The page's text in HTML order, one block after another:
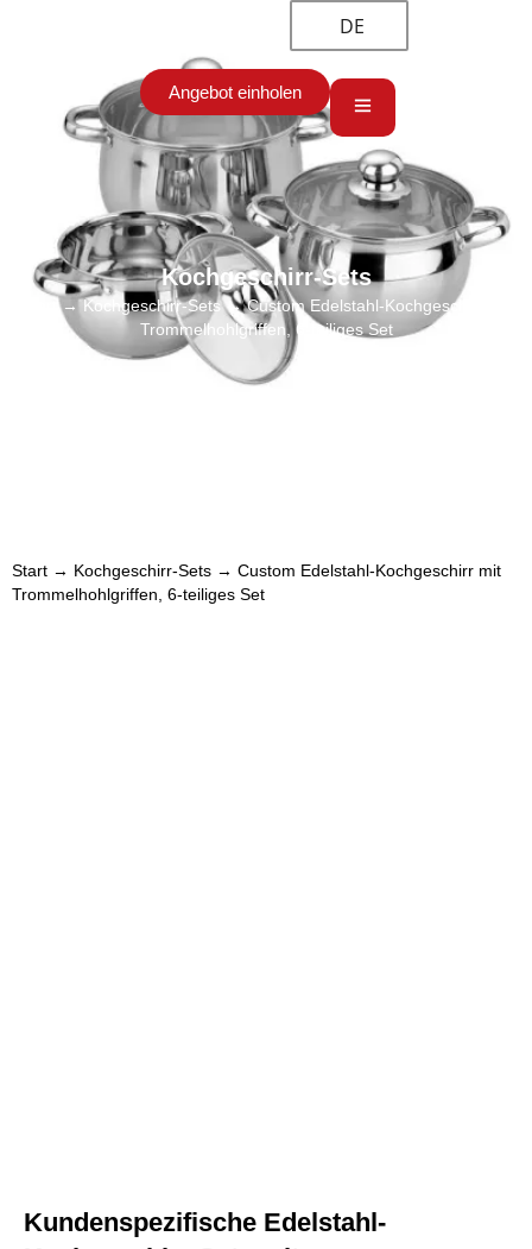
DE
Angebot einholen
Kochgeschirr-Sets
→Kochgeschirr-Sets→ Custom Edelstahl-Kochgeschirr mit
Trommelhohlgriffen, 6-teiliges Set
Start → Kochgeschirr-Sets → Custom Edelstahl-Kochgeschirr mit
Trommelhohlgriffen, 6-teiliges Set
Kundenspezifische Edelstahl-